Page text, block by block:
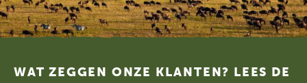
Footer
WAT ZEGGEN ONZE KLANTEN? LEES DE